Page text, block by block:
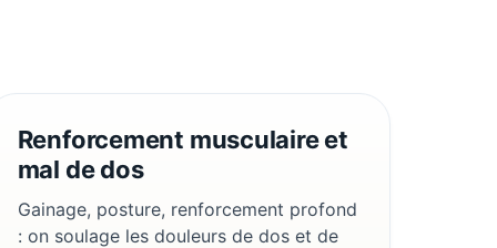
Renforcement musculaire et
mal de dos
Gainage, posture, renforcement profond
: on soulage les douleurs de dos et de